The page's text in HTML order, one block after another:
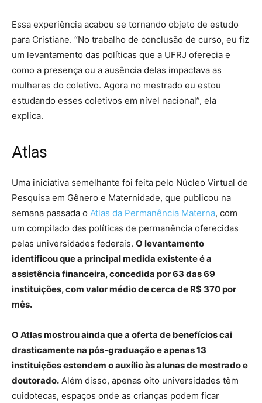
Essa experiência acabou se tornando objeto de estudo
para Cristiane. “No trabalho de conclusão de curso, eu fiz
um levantamento das políticas que a UFRJ oferecia e
como a presença ou a ausência delas impactava as
mulheres do coletivo. Agora no mestrado eu estou
estudando esses coletivos em nível nacional”, ela
explica.
Atlas
Uma iniciativa semelhante foi feita pelo Núcleo Virtual de
Pesquisa em Gênero e Maternidade, que publicou na
semana passada o Atlas da Permanência Materna, com
um compilado das políticas de permanência oferecidas
pelas universidades federais. O levantamento
identificou que a principal medida existente é a
assistência financeira, concedida por 63 das 69
instituições, com valor médio de cerca de R$ 370 por
mês.
O Atlas mostrou ainda que a oferta de benefícios cai
drasticamente na pós-graduação e apenas 13
instituições estendem o auxílio às alunas de mestrado e
doutorado. Além disso, apenas oito universidades têm
cuidotecas, espaços onde as crianças podem ficar